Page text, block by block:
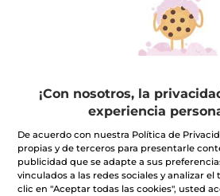
Leche Desmaquillante
Frasco 200 ml
(388)
Frasco
¡Con nosotros, la
experiencia
De acuerdo con nuestra Política de
propias y de terceros para presentarle
publicidad que se adapte a sus
vinculados a las redes sociales y analizar
clic en "Aceptar todas las cookies", usted